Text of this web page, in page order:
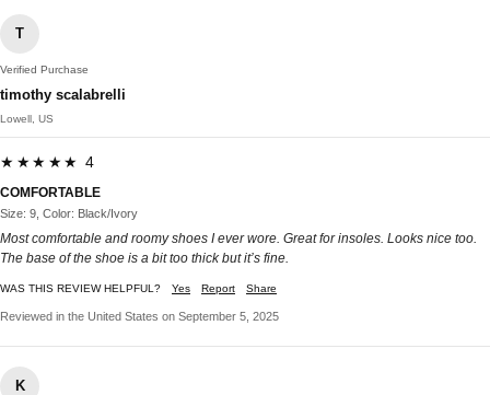
T
Verified Purchase
timothy scalabrelli
Lowell, US
★★★★★ 4
COMFORTABLE
Size: 9, Color: Black/Ivory
Most comfortable and roomy shoes I ever wore. Great for insoles. Looks nice too.
The base of the shoe is a bit too thick but it’s fine.
WAS THIS REVIEW HELPFUL? Yes Report Share
Reviewed in the United States on September 5, 2025
K